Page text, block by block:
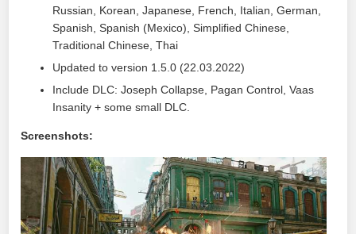
Russian, Korean, Japanese, French, Italian, German,
Spanish, Spanish (Mexico), Simplified Chinese,
Traditional Chinese, Thai
Updated to version 1.5.0 (22.03.2022)
Include DLC: Joseph Collapse, Pagan Control, Vaas
Insanity + some small DLC.
Screenshots: